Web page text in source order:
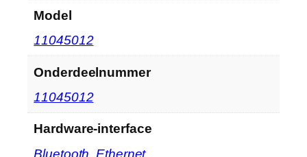
Model
‎11045012
Onderdeelnummer
‎11045012
Hardware-interface
‎Bluetooth, Ethernet